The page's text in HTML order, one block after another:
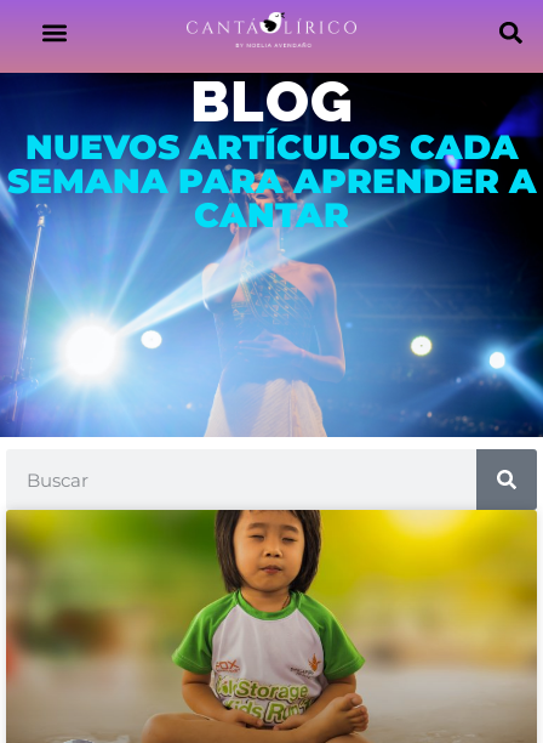
BLOG
NUEVOS ARTÍCULOS CADA
SEMANA PARA APRENDER A
CANTAR